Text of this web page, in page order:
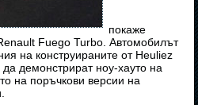
покаже
Fuego Turbo. Автомобилът
на конструираните от Heuliez
демонстрират ноу-хауто на
на поръчкови версии на